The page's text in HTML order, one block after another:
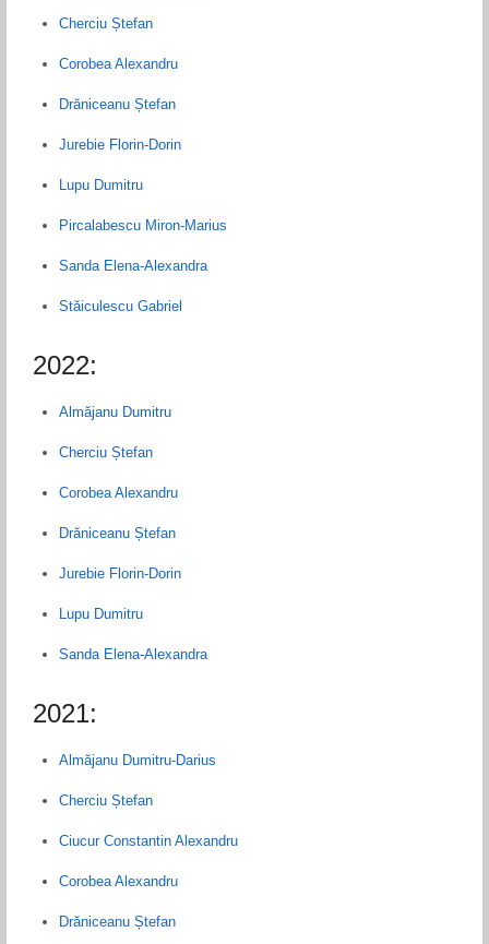
Cherciu Ștefan
Corobea Alexandru
Drăniceanu Ștefan
Jurebie Florin-Dorin
Lupu Dumitru
Pircalabescu Miron-Marius
Sanda Elena-Alexandra
Stăiculescu Gabriel
2022:
Almăjanu Dumitru
Cherciu Ștefan
Corobea Alexandru
Drăniceanu Ștefan
Jurebie Florin-Dorin
Lupu Dumitru
Sanda Elena-Alexandra
2021:
Almăjanu Dumitru-Darius
Cherciu Ștefan
Ciucur Constantin Alexandru
Corobea Alexandru
Drăniceanu Ștefan